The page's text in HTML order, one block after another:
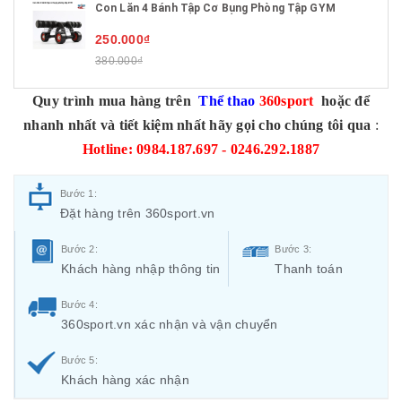
Con Lăn 4 Bánh Tập Cơ Bụng Phòng Tập GYM
250.000₫
380.000₫
Quy trình mua hàng trên Thể thao 360sport hoặc để
nhanh nhất và tiết kiệm nhất hãy gọi cho chúng tôi qua :
Hotline: 0984.187.697 - 0246.292.1887
Bước 1:
Đặt hàng trên 360sport.vn
Bước 2:
Khách hàng nhập thông tin
Bước 3:
Thanh toán
Bước 4:
360sport.vn xác nhận và vận chuyển
Bước 5:
Khách hàng xác nhận